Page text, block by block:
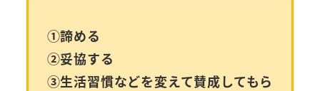
①諦める
②妥協する
③生活習慣などを変えて賛成してもら